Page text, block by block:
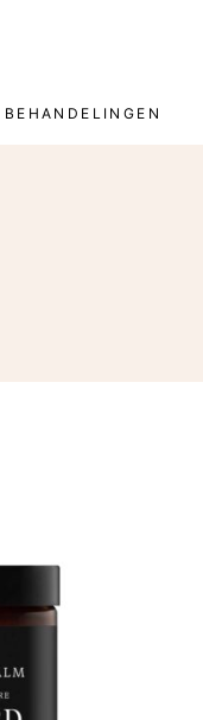
BEHANDELINGEN